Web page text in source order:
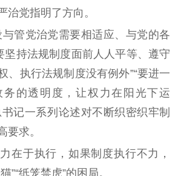
治党指明了方向。
管党治党需要相适应、与党的各
坚持法规制度面前人人平等、遵守
、执行法规制度没有例外”“要进一
务的透明度，让权力在阳光下运
记一系列论述对不断织密织牢制
要求。
于执行，如果制度执行不力，
”“纸笼禁虎”的困局。